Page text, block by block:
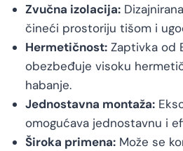
Zvučna izolacija:
čineći prostoriju tišom i
Hermetičnost:Zaptivka od
obezbeđuje visoku
habanje.
Jednostavna montaža:
omogućava jednostavnu i
Široka primena:Može se